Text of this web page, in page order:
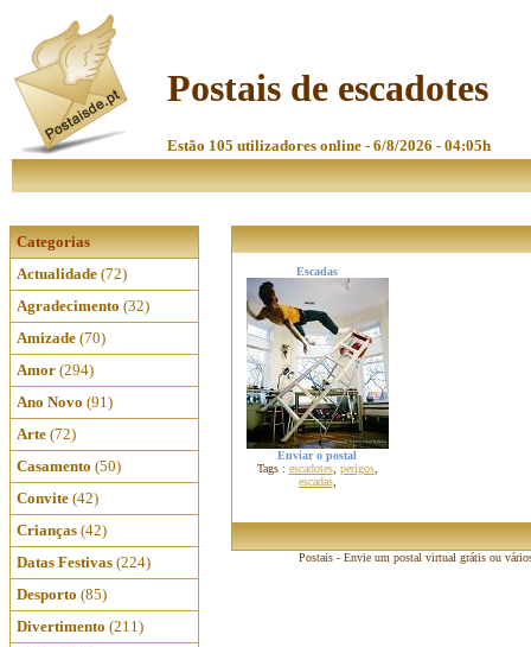
Postais de escadotes
Estão 105 utilizadores online - 6/8/2026 - 04:05h
Categorias
Actualidade (72)
Agradecimento (32)
Amizade (70)
Amor (294)
Ano Novo (91)
Arte (72)
Casamento (50)
Convite (42)
Crianças (42)
Datas Festivas (224)
Desporto (85)
Divertimento (211)
Escadas
Enviar o postal
Tags : escadotes, perigos,
escadas,
Postais - Envie um postal virtual grátis ou